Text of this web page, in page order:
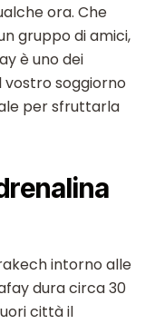
ora. Che
gruppo di amici,
è uno dei
soggiorno
per sfruttarla
intorno alle
dura circa 30
città il